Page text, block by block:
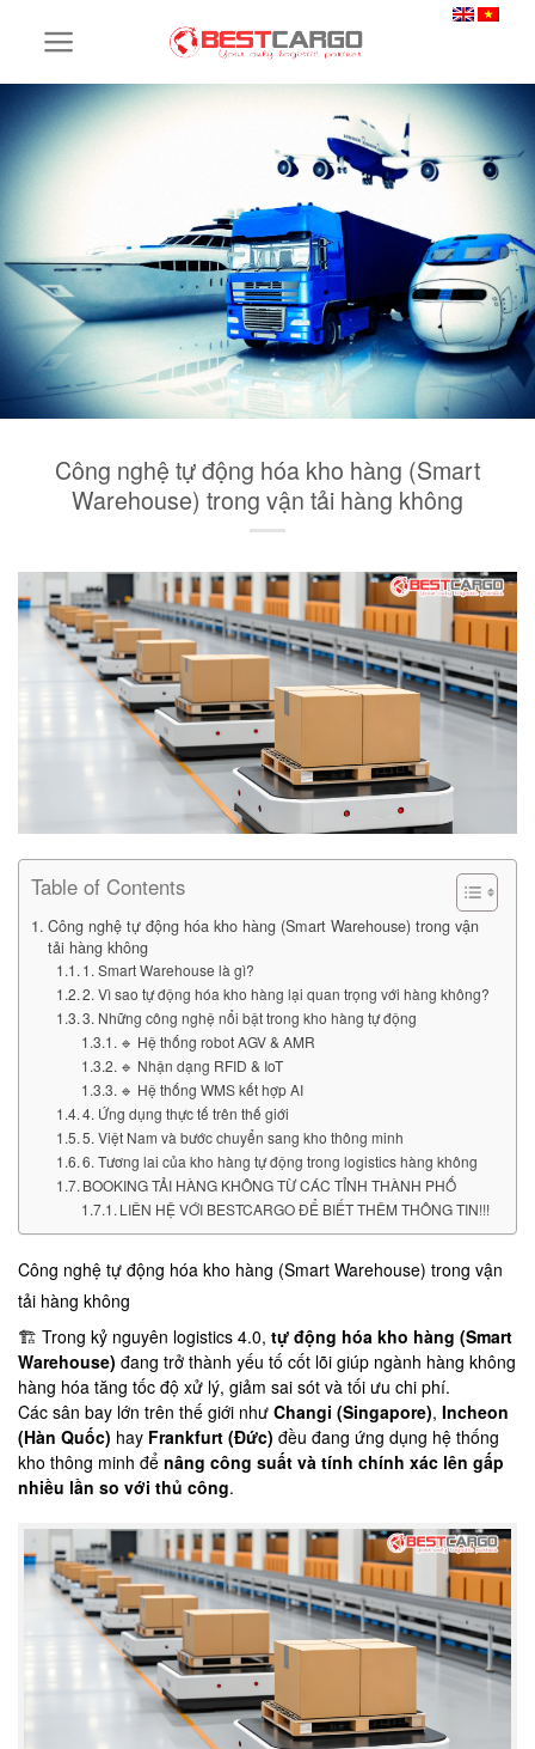
Công nghệ tự động hóa kho hàng (Smart
Warehouse) trong vận tải hàng không
Table of Contents
Công nghệ tự động hóa kho hàng (Smart Warehouse) trong vận
tải hàng không
1. Smart Warehouse là gì?
2. Vì sao tự động hóa kho hàng lại quan trọng với hàng không?
3. Những công nghệ nổi bật trong kho hàng tự động
🔹 Hệ thống robot AGV & AMR
🔹 Nhận dạng RFID & IoT
🔹 Hệ thống WMS kết hợp AI
4. Ứng dụng thực tế trên thế giới
5. Việt Nam và bước chuyển sang kho thông minh
6. Tương lai của kho hàng tự động trong logistics hàng không
BOOKING TẢI HÀNG KHÔNG TỪ CÁC TỈNH THÀNH PHỐ
LIÊN HỆ VỚI BESTCARGO ĐỂ BIẾT THÊM THÔNG TIN!!!
Công nghệ tự động hóa kho hàng (Smart Warehouse) trong vận
tải hàng không
🏗️ Trong kỷ nguyên logistics 4.0, tự động hóa kho hàng (Smart
Warehouse) đang trở thành yếu tố cốt lõi giúp ngành hàng không
hàng hóa tăng tốc độ xử lý, giảm sai sót và tối ưu chi phí.
Các sân bay lớn trên thế giới như Changi (Singapore), Incheon
(Hàn Quốc) hay Frankfurt (Đức) đều đang ứng dụng hệ thống
kho thông minh để nâng công suất và tính chính xác lên gấp
nhiều lần so với thủ công.